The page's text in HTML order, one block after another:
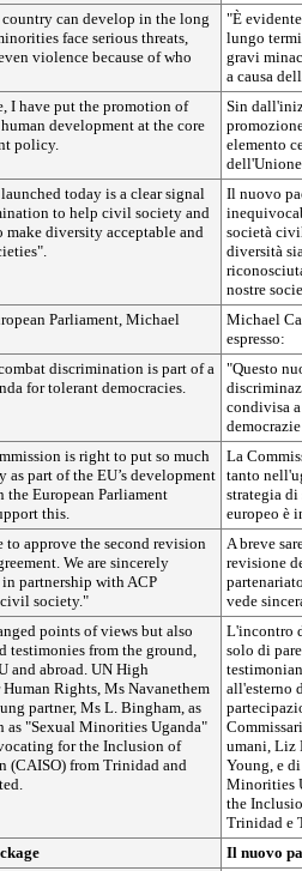
can develop in the long
face serious threats,
violence because of who
"È
lungo
gravi
a causa
I have put the promotion of
development at the core
policy.
Sin
elemento
dell'Unione.
today is a clear signal
to help civil society and
diversity acceptable and
Il nuovo
società
diversità
nostre
Parliament, Michael
Michael
espresso:
discrimination is part of a
for tolerant democracies.
"Questo
condivisa
is right to put so much
part of the EU’s development
the European Parliament
this.
La
tanto
strategia
europeo è
to approve the second revision
We are sincerely
partnership with ACP
society."
A breve
revisione
vede
points of views but also
testimonies from the ground,
and abroad. UN High
Rights, Ms Navanethem
partner, Ms L. Bingham, as
as "Sexual Minorities Uganda"
for the Inclusion of
(CAISO) from Trinidad and
L'incontro
solo di
all'esterno
umani, Liz
Young, e
Minorities
the
Trinidad e
Il nuovo